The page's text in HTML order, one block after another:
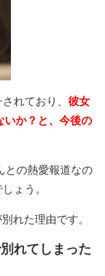
れており、 彼女
いか？と、今後の
との熱愛報道なの
ょう。
れた理由です。
れてしまった